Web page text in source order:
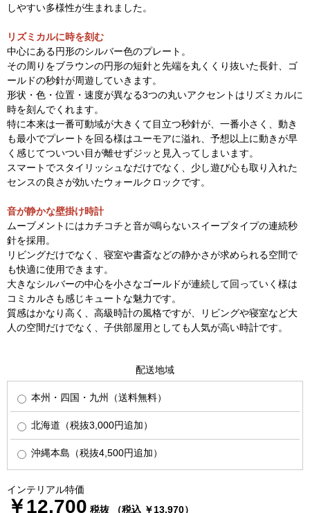
しやすい多様性が生まれました。
リズミカルに時を刻む
中心にある円形のシルバー色のプレート。
その周りをブラウンの円形の短針と先端を丸くくり抜いた長針、ゴ
ールドの秒針が周遊していきます。
形状・色・位置・速度が異なる3つの丸いアクセントはリズミカルに
時を刻んでくれます。
特に本来は一番可動域が大きくて目立つ秒針が、一番小さく、動き
も最小でプレートを回る様はユーモアに溢れ、予想以上に動きが早
く感じてついつい目が離せずジッと見入ってしまいます。
スマートでスタイリッシュなだけでなく、少し遊び心も取り入れた
センスの良さが効いたウォールクロックです。
音が静かな壁掛け時計
ムーブメントにはカチコチと音が鳴らないスイープタイプの連続秒
針を採用。
リビングだけでなく、寝室や書斎などの静かさが求められる空間で
も快適に使用できます。
大きなシルバーの中心を小さなゴールドが連続して回っていく様は
コミカルさも感じキュートな魅力です。
質感はかなり高く、高級時計の風格ですが、リビングや寝室など大
人の空間だけでなく、子供部屋用としても人気が高い時計です。
配送地域
本州・四国・九州（送料無料）
北海道（税抜3,000円追加）
沖縄本島（税抜4,500円追加）
インテリアル特価
￥12,700 税抜 （税込 ￥13,970）